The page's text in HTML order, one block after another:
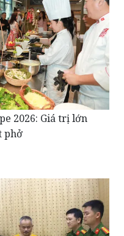
2026: Giá trị lớn
phở